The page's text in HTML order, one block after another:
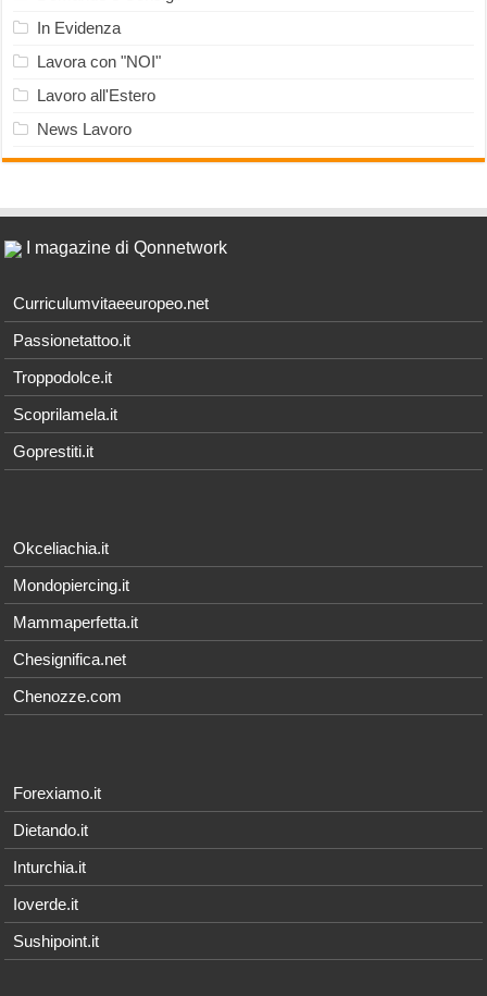
In Evidenza
Lavora con "NOI"
Lavoro all'Estero
News Lavoro
I magazine di Qonnetwork
Curriculumvitaeeuropeo.net
Passionetattoo.it
Troppodolce.it
Scoprilamela.it
Goprestiti.it
Okceliachia.it
Mondopiercing.it
Mammaperfetta.it
Chesignifica.net
Chenozze.com
Forexiamo.it
Dietando.it
Inturchia.it
Ioverde.it
Sushipoint.it